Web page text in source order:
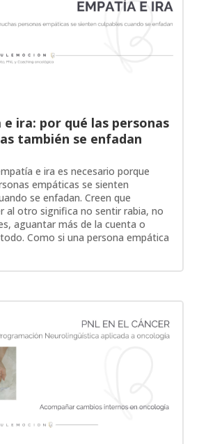
e ira: por qué las personas
también se enfadan
e ira es necesario porque
empáticas se sienten
se enfadan. Creen que
al otro significa no sentir rabia, no
aguantar más de la cuenta o
Como si una persona empática